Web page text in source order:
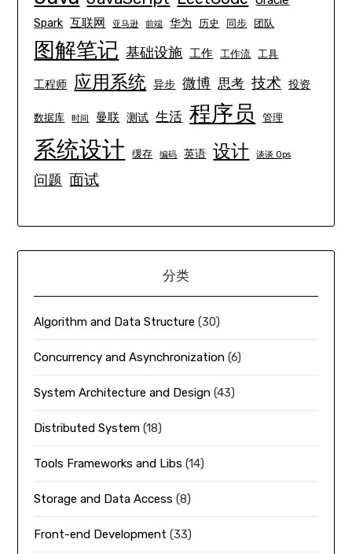
Spark 互联网 亚马逊 前端 华为 历史 同步 团队
图解笔记 基础设施 工作 工作流 工具
工程师 应用系统 异步 微博 思考 技术 投资
数据库 时间 曼联 测试 生活 程序员 管理
系统设计 缓存 编码 英语 设计 谈谈 Ops
问题 面试
分类
Algorithm and Data Structure (30)
Concurrency and Asynchronization (6)
System Architecture and Design (43)
Distributed System (18)
Tools Frameworks and Libs (14)
Storage and Data Access (8)
Front-end Development (33)